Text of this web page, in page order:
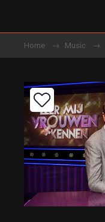
Home Music